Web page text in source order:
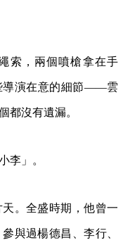
索，兩個噴槍拿在手
導演在意的細節——雲
沒有遺漏。
李」。
。全盛時期，他曾一
與過楊德昌、李行、